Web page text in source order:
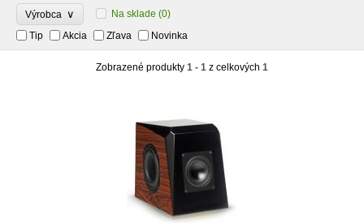
Výrobca ∨ Na sklade (0)
Tip
Akcia Zľava Novinka
Zobrazené produkty 1 - 1 z celkových 1